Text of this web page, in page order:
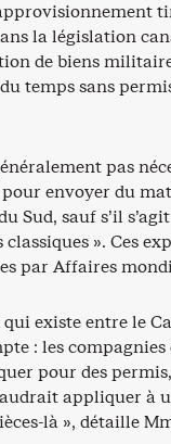
la législation
de biens
temps sans
pas
envoyer du
Sud, sauf s’il
classiques ». Ces
par Affaires
existe entre le
: les
pour des
appliquer à
là », détaille